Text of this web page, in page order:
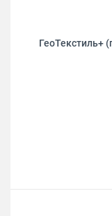
ГеоТекстиль+